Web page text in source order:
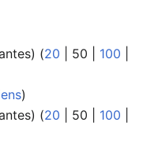
) (20 50 100
)
) (20 50 100